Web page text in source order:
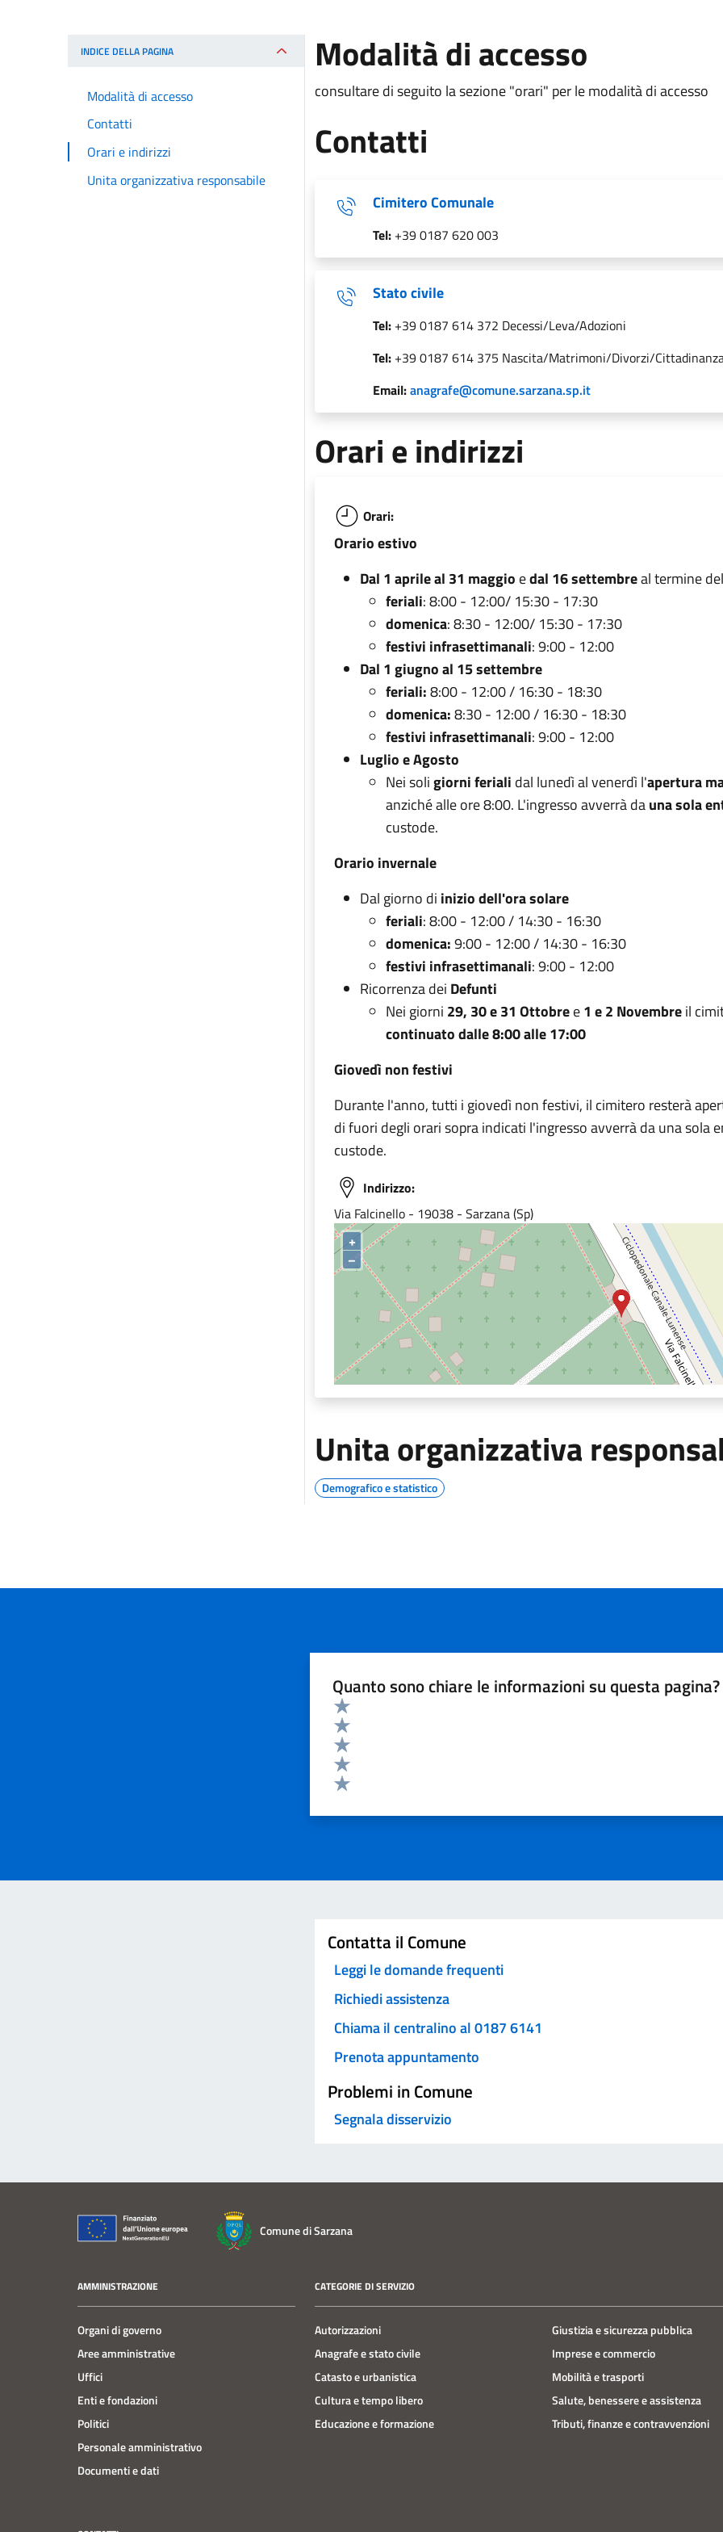
INDICE DELLA PAGINA
Modalità di accesso
Contatti
Orari e indirizzi
Unita organizzativa responsabile
Modalità di accesso
consultare di seguito la sezione "orari" per le modalità di accesso
Contatti
Cimitero Comunale
Tel: +39 0187 620 003
Stato civile
Tel: +39 0187 614 372 Decessi/Leva/Adozioni
Tel: +39 0187 614 375 Nascita/Matrimoni/Divorzi/
Email:anagrafe@comune.sarzana.sp.it
Orari e indirizzi
Orari:
Orario estivo
Dal 1 aprile al 31 maggio edal 16 settembreal termine
feriali: 8:00 - 12:00/ 15:30 - 17:30
domenica: 8:30 - 12:00/ 15:30 - 17:30
festivi infrasettimanali: 9:00 - 12:00
Dal 1 giugno al 15 settembre
feriali:8:00 - 12:00 / 16:30 - 18:30
domenica:8:30 - 12:00 / 16:30 - 18:30
festivi infrasettimanali: 9:00 - 12:00
Luglio e Agosto
Nei soligiorni feriali dal lunedì al venerdì l'apertura
anziché alle ore 8:00. L'ingresso avverrà dauna sola
custode.
Orario invernale
Dal giorno di inizio dell'ora solare
feriali: 8:00 - 12:00 / 14:30 - 16:30
domenica:9:00 - 12:00 / 14:30 - 16:30
festivi infrasettimanali: 9:00 - 12:00
Ricorrenza dei Defunti
Nei giorni 29, 30 e 31 Ottobree1 e 2 Novembreil
continuato dalle 8:00 alle 17:00
Giovedì non festivi
Durante l'anno, tutti i giovedì non festivi, il cimitero resterà
di fuori degli orari sopra indicati l'ingresso avverrà da una sola
custode.
Indirizzo:
Via Falcinello - 19038 - Sarzana (Sp)
+
–
Unita organizzativa
Demografico e statistico
Quanto sono chiare le informazioni su questa pagina?
Valuta da 1 a 5 stelle la pagina
Valuta 5 stelle su 5
Valuta 4 stelle su 5
Valuta 3 stelle su 5
Valuta 2 stelle su 5
Valuta 1 stelle su 5
Contatta il Comune
Leggi le domande frequenti
Richiedi assistenza
Chiama il centralino al 0187 6141
Prenota appuntamento
Problemi in Comune
Segnala disservizio
Comune di Sarzana
AMMINISTRAZIONE
Organi di governo
Aree amministrative
Uffici
Enti e fondazioni
Politici
Personale amministrativo
Documenti e dati
CATEGORIE DI SERVIZIO
Autorizzazioni
Anagrafe e stato civile
Catasto e urbanistica
Cultura e tempo libero
Educazione e formazione
Giustizia e sicurezza pubblica
Imprese e commercio
Mobilità e trasporti
Salute, benessere e assistenza
Tributi, finanze e contravvenzioni